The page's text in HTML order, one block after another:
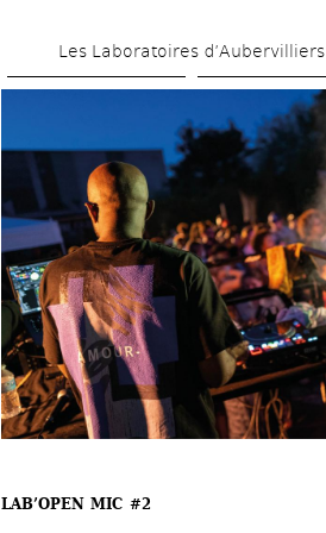
Les Laboratoires d’Aubervilliers
LAB’OPEN MIC #2